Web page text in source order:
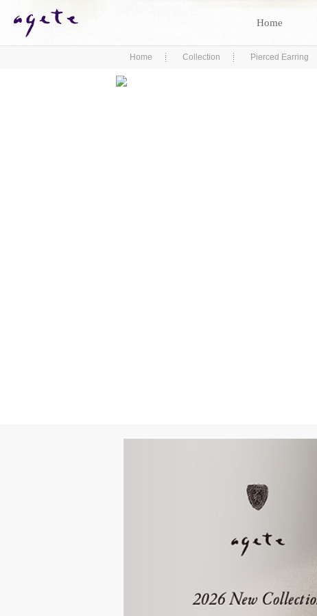
Home
Home Collection Pierced Earring